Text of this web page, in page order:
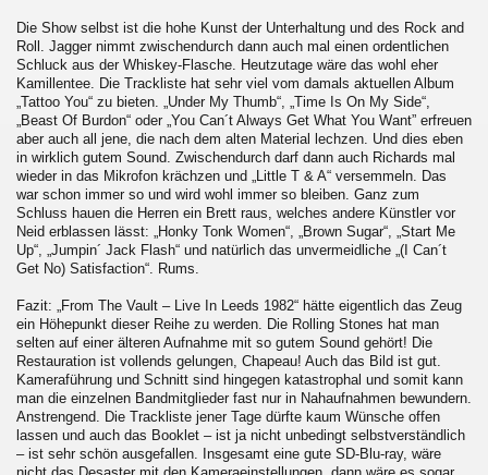
Die Show selbst ist die hohe Kunst der Unterhaltung und des Rock and
Roll. Jagger nimmt zwischendurch dann auch mal einen ordentlichen
Schluck aus der Whiskey-Flasche. Heutzutage wäre das wohl eher
Kamillentee. Die Trackliste hat sehr viel vom damals aktuellen Album
„Tattoo You“ zu bieten. „Under My Thumb“, „Time Is On My Side“,
„Beast Of Burdon“ oder „You Can´t Always Get What You Want” erfreuen
aber auch all jene, die nach dem alten Material lechzen. Und dies eben
in wirklich gutem Sound. Zwischendurch darf dann auch Richards mal
wieder in das Mikrofon krächzen und „Little T & A“ versemmeln. Das
war schon immer so und wird wohl immer so bleiben. Ganz zum
Schluss hauen die Herren ein Brett raus, welches andere Künstler vor
Neid erblassen lässt: „Honky Tonk Women“, „Brown Sugar“, „Start Me
Up“, „Jumpin´ Jack Flash“ und natürlich das unvermeidliche „(I Can´t
Get No) Satisfaction“. Rums.
Fazit: „From The Vault – Live In Leeds 1982“ hätte eigentlich das Zeug
ein Höhepunkt dieser Reihe zu werden. Die Rolling Stones hat man
selten auf einer älteren Aufnahme mit so gutem Sound gehört! Die
Restauration ist vollends gelungen, Chapeau! Auch das Bild ist gut.
Kameraführung und Schnitt sind hingegen katastrophal und somit kann
man die einzelnen Bandmitglieder fast nur in Nahaufnahmen bewundern.
Anstrengend. Die Trackliste jener Tage dürfte kaum Wünsche offen
lassen und auch das Booklet – ist ja nicht unbedingt selbstverständlich
– ist sehr schön ausgefallen. Insgesamt eine gute SD-Blu-ray, wäre